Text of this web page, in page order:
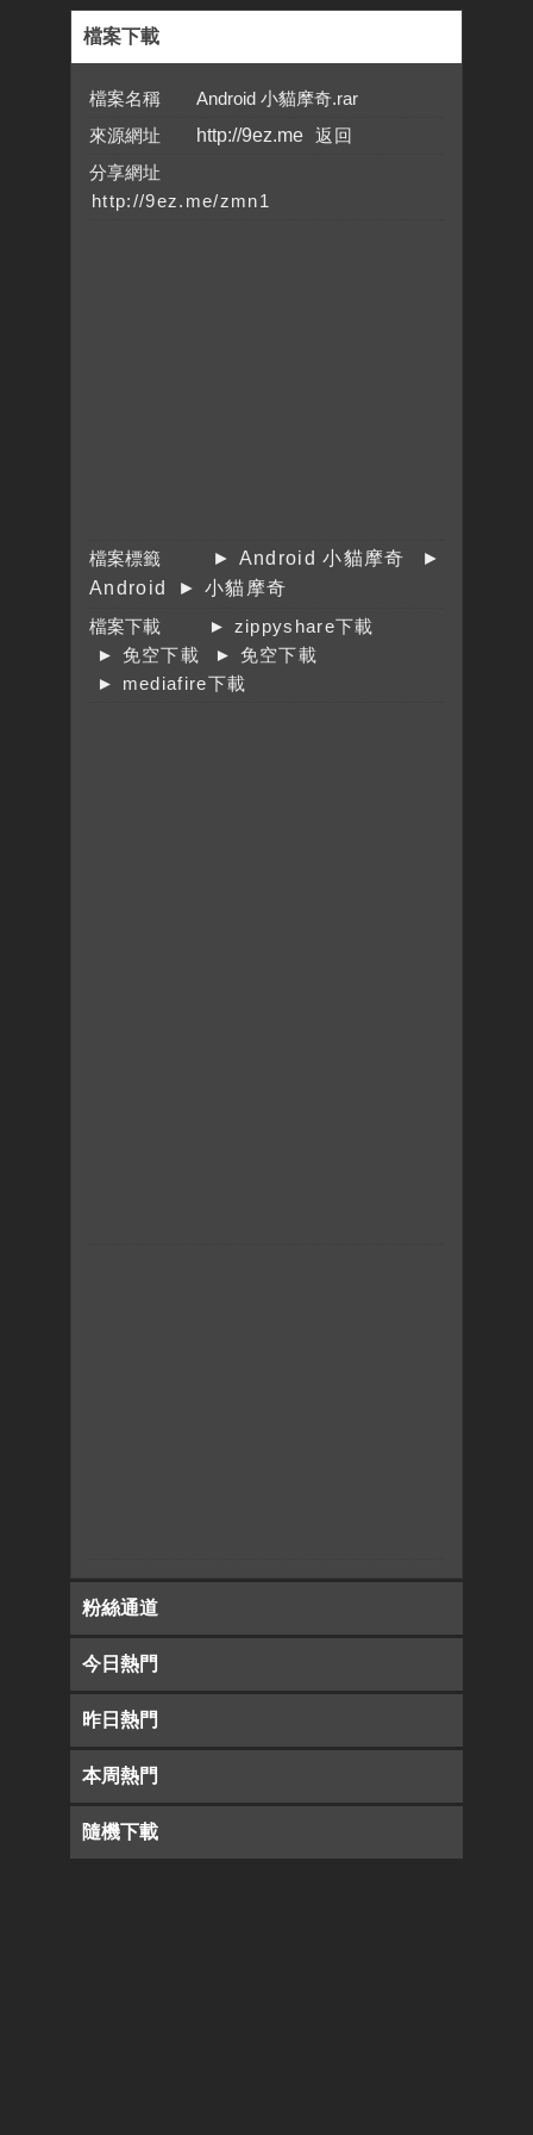
檔案下載
檔案名稱 Android 小貓摩奇.rar
來源網址
http://9ez.me
分享網址
檔案標籤 ► Android 小貓摩奇
►
Android
► 小貓摩奇
檔案下載
粉絲通道
今日熱門
昨日熱門
本周熱門
隨機下載